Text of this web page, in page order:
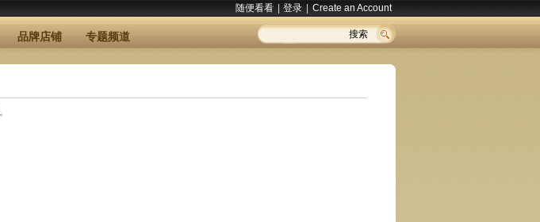
搜索
随便看看 登录 Create an Account
品牌店铺 专题频道